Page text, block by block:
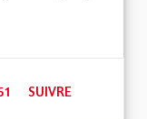
51 ABONNÉS
SUIVRE